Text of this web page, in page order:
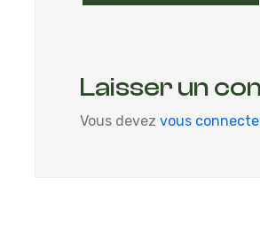
Laisser un
Vous devez vous